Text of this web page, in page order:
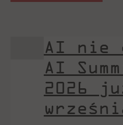
AI nie
AI
2026